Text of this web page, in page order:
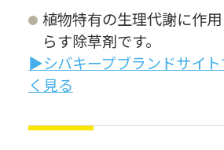
植物特有の生理代謝に作
らす除草剤です。
▶シバキープブランドサイ
く見る